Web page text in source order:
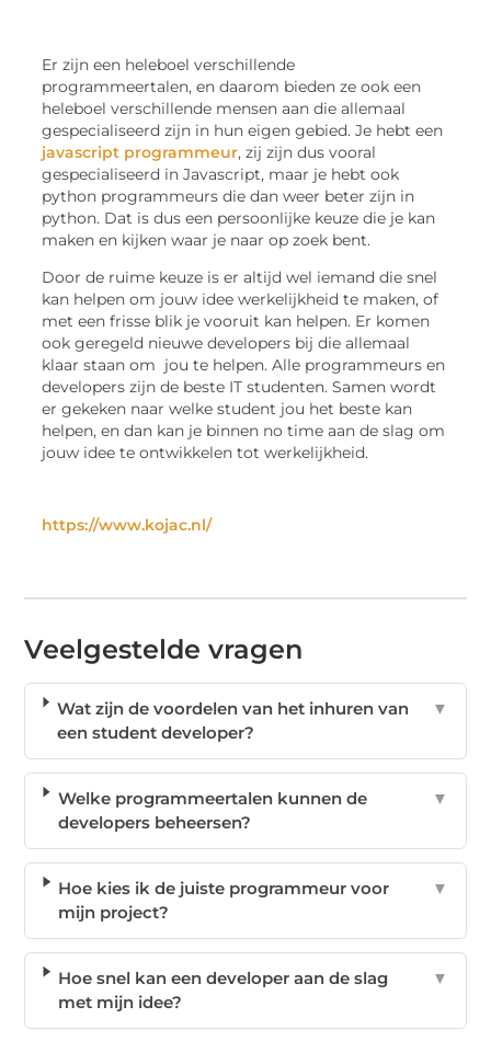
Er zijn een heleboel verschillende
programmeertalen, en daarom bieden ze ook een
heleboel verschillende mensen aan die allemaal
gespecialiseerd zijn in hun eigen gebied. Je hebt een
javascript programmeur, zij zijn dus vooral
gespecialiseerd in Javascript, maar je hebt ook
python programmeurs die dan weer beter zijn in
python. Dat is dus een persoonlijke keuze die je kan
maken en kijken waar je naar op zoek bent.
Door de ruime keuze is er altijd wel iemand die snel
kan helpen om jouw idee werkelijkheid te maken, of
met een frisse blik je vooruit kan helpen. Er komen
ook geregeld nieuwe developers bij die allemaal
klaar staan om jou te helpen. Alle programmeurs en
developers zijn de beste IT studenten. Samen wordt
er gekeken naar welke student jou het beste kan
helpen, en dan kan je binnen no time aan de slag om
jouw idee te ontwikkelen tot werkelijkheid.
https://www.kojac.nl/
Veelgestelde vragen
Wat zijn de voordelen van het inhuren van
een student developer?
▼
Welke programmeertalen kunnen de
developers beheersen?
▼
Hoe kies ik de juiste programmeur voor
mijn project?
▼
Hoe snel kan een developer aan de slag
met mijn idee?
▼